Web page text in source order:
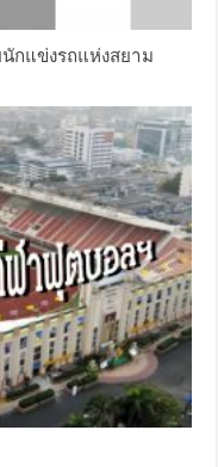
นักแข่งรถแห่งสยาม